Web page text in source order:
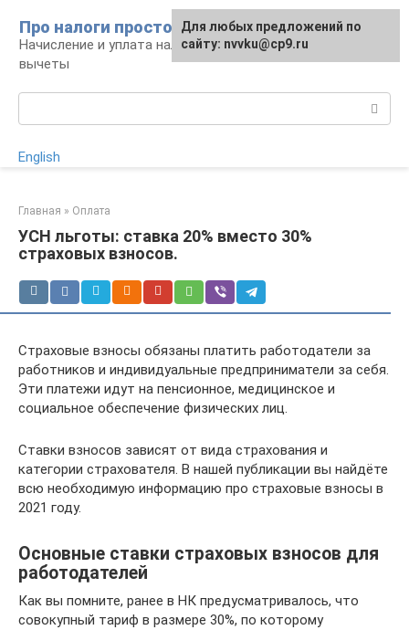
контенту
Про налоги просто
Начисление и уплата налогов, налоговые
вычеты
English
Главная » Оплата
УСН льготы: ставка 20% вместо 30%
страховых взносов.
Страховые взносы обязаны платить работодатели за
работников и индивидуальные предприниматели за себя.
Эти платежи идут на пенсионное, медицинское и
социальное обеспечение физических лиц.
Ставки взносов зависят от вида страхования и
категории страхователя. В нашей публикации вы найдёте
всю необходимую информацию про страховые взносы в
2021 году.
Основные ставки страховых взносов для
работодателей
Как вы помните, ранее в НК предусматривалось, что
совокупный тариф в размере 30%, по которому
Для любых предложений по
сайту: nvvku@cp9.ru